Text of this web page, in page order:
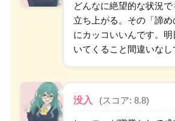
どんなに絶望的な状況
立ち上がる。その「諦
にカッコいいんです。
いてくること間違いなし
没入 (スコア: 8.8)